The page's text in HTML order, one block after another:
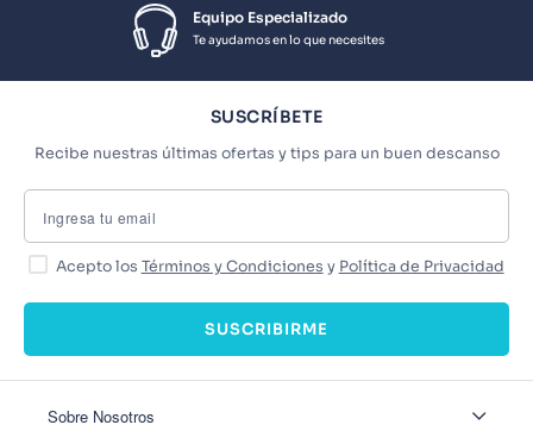
Equipo Especializado
Te ayudamos en lo que necesites
SUSCRÍBETE
Recibe nuestras últimas ofertas y tips para un buen descanso
Acepto los Términos y Condiciones y Política de Privacidad
SUSCRIBIRME
Sobre Nosotros